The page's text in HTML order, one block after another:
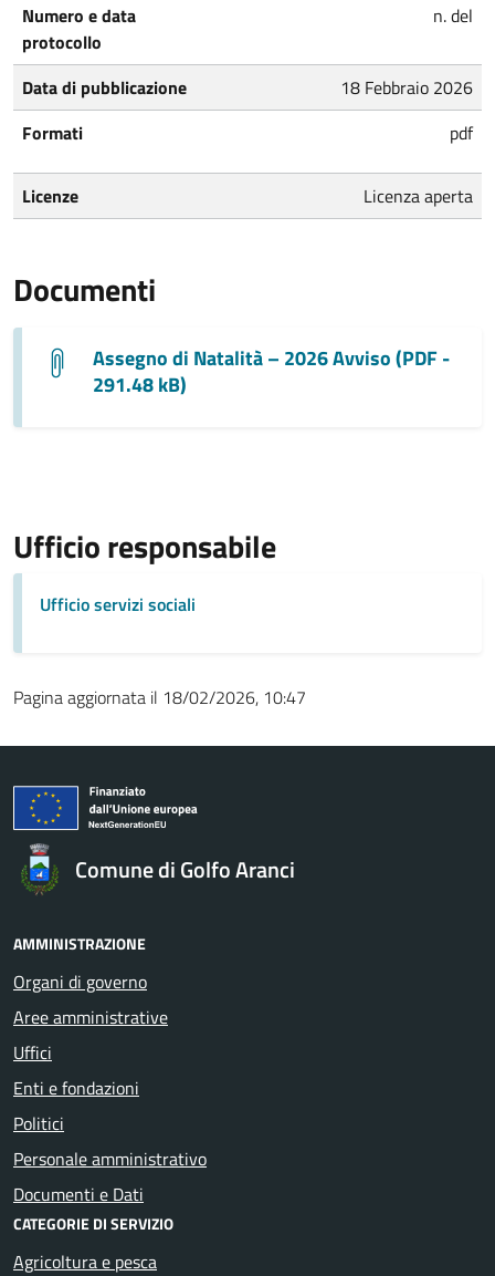
Numero e data
protocollo
n. del
Data di pubblicazione
18 Febbraio 2026
Formati
pdf
Licenze Licenza aperta
Documenti
Assegno di Natalità – 2026 Avviso (PDF -
291.48 kB)
Ufficio responsabile
Ufficio servizi sociali
Pagina aggiornata il 18/02/2026, 10:47
Comune di Golfo Aranci
AMMINISTRAZIONE
Organi di governo
Aree amministrative
Uffici
Enti e fondazioni
Politici
Personale amministrativo
Documenti e Dati
CATEGORIE DI SERVIZIO
Agricoltura e pesca